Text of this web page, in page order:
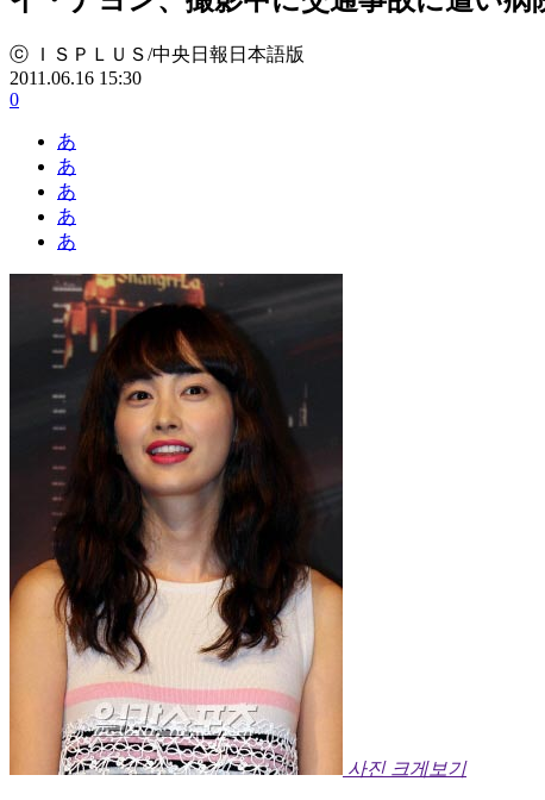
ⓒ ＩＳＰＬＵＳ/中央日報日本語版
2011.06.16 15:30
0
あ
あ
あ
あ
あ
사진 크게보기